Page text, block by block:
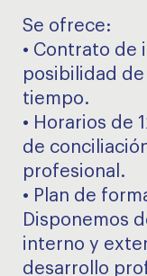
Se ofrece:
• Contrato de
posibilidad
tiempo.
• Horarios de
de
profesional.
• Plan de
Disponemos
interno y
desarrollo